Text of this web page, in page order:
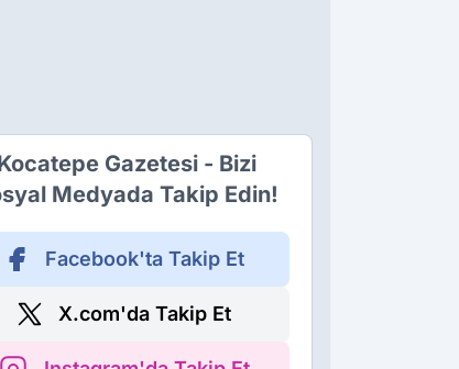
Gazetesi - Bizi
Medyada Takip Edin!
Facebook'ta Takip Et
X.com'da Takip Et